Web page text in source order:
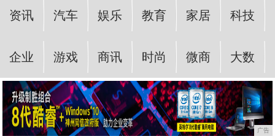
资讯 汽车 娱乐 教育 家居 科技
企业 游戏 商讯 时尚 微商 大数
广告